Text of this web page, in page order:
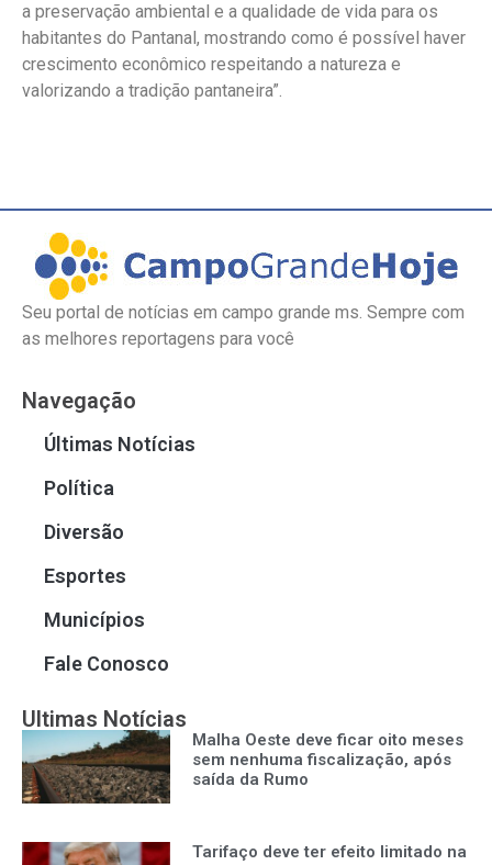
a preservação ambiental e a qualidade de vida para os
habitantes do Pantanal, mostrando como é possível haver
crescimento econômico respeitando a natureza e
valorizando a tradição pantaneira”.
Seu portal de notícias em campo grande ms. Sempre com
as melhores reportagens para você
Navegação
Últimas Notícias
Política
Diversão
Esportes
Municípios
Fale Conosco
Ultimas Notícias
Malha Oeste deve ficar oito meses
sem nenhuma fiscalização, após
saída da Rumo
Tarifaço deve ter efeito limitado na